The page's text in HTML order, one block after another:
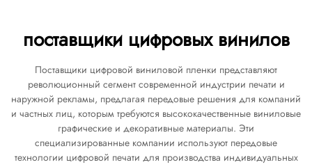
поставщики цифровых винилов
Поставщики цифровой виниловой пленки представляют
революционный сегмент современной индустрии печати и
наружной рекламы, предлагая передовые решения для компаний
и частных лиц, которым требуются высококачественные виниловые
графические и декоративные материалы. Эти
специализированные компании используют передовые
технологии цифровой печати для производства индивидуальных